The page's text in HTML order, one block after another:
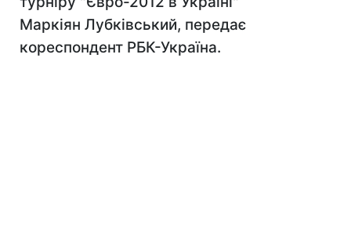
Маркіян Лубківський, передає
кореспондент РБК-Україна.